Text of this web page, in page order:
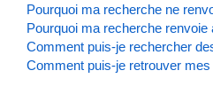
Pourquoi ma recherche ne
Pourquoi ma recherche renvoie
Comment puis-je rechercher
Comment puis-je retrouver